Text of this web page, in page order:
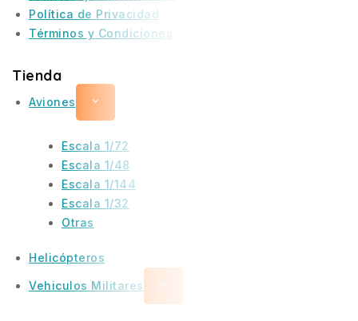
Política de Privacidad
Términos y Condiciones
Tienda
Aviones
Escala 1/72
Escala 1/48
Escala 1/144
Escala 1/32
Otras
Helicópteros
Vehiculos Militares